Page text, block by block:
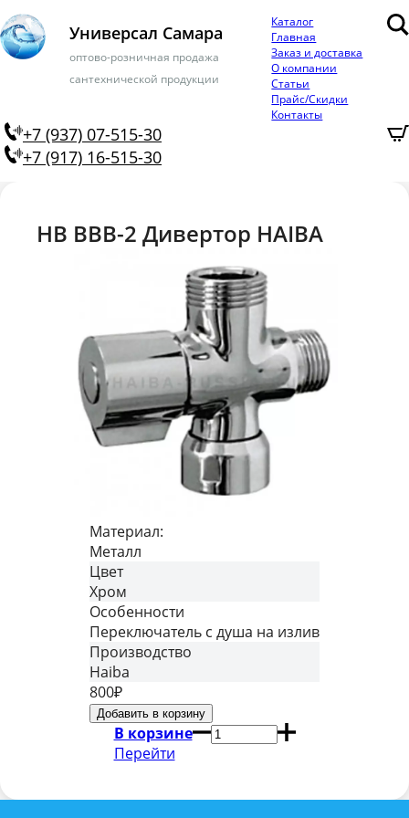
Универсал Самара
оптово-розничная продажа
сантехнической продукции
Каталог
Главная
Заказ и доставка
О компании
Статьи
Прайс/Скидки
Контакты
+7 (937) 07-515-30
+7 (917) 16-515-30
HB BBB-2 Дивертор HAIBA
Материал:
Металл
Цвет
Хром
Особенности
Переключатель с душа на излив
Производство
Haiba
800₽
В корзине
Перейти